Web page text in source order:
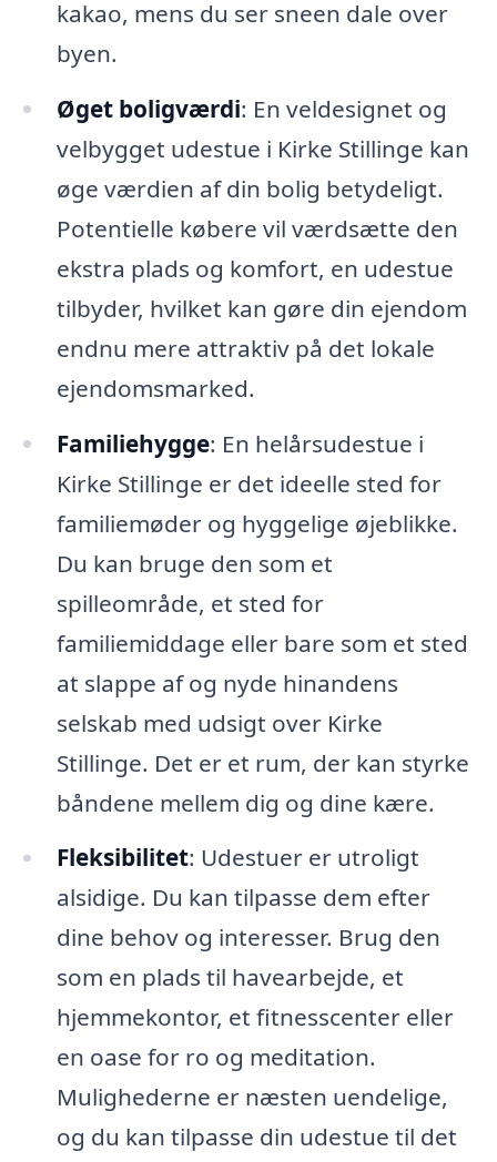
kakao, mens du ser sneen dale over
byen.
Øget boligværdi: En veldesignet og
velbygget udestue i Kirke Stillinge kan
øge værdien af din bolig betydeligt.
Potentielle købere vil værdsætte den
ekstra plads og komfort, en udestue
tilbyder, hvilket kan gøre din ejendom
endnu mere attraktiv på det lokale
ejendomsmarked.
Familiehygge: En helårsudestue i
Kirke Stillinge er det ideelle sted for
familiemøder og hyggelige øjeblikke.
Du kan bruge den som et
spilleområde, et sted for
familiemiddage eller bare som et sted
at slappe af og nyde hinandens
selskab med udsigt over Kirke
Stillinge. Det er et rum, der kan styrke
båndene mellem dig og dine kære.
Fleksibilitet: Udestuer er utroligt
alsidige. Du kan tilpasse dem efter
dine behov og interesser. Brug den
som en plads til havearbejde, et
hjemmekontor, et fitnesscenter eller
en oase for ro og meditation.
Mulighederne er næsten uendelige,
og du kan tilpasse din udestue til det